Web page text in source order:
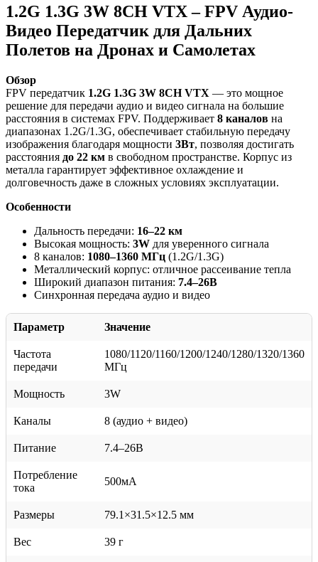
1.2G 1.3G 3W 8CH VTX – FPV Аудио-
Видео Передатчик для Дальних
Полетов на Дронах и Самолетах
Обзор
FPV передатчик 1.2G 1.3G 3W 8CH VTX — это мощное
решение для передачи аудио и видео сигнала на большие
расстояния в системах FPV. Поддерживает 8 каналов на
диапазонах 1.2G/1.3G, обеспечивает стабильную передачу
изображения благодаря мощности 3Вт, позволяя достигать
расстояния до 22 км в свободном пространстве. Корпус из
металла гарантирует эффективное охлаждение и
долговечность даже в сложных условиях эксплуатации.
Особенности
Дальность передачи: 16–22 км
Высокая мощность: 3W для уверенного сигнала
8 каналов: 1080–1360 МГц (1.2G/1.3G)
Металлический корпус: отличное рассеивание тепла
Широкий диапазон питания: 7.4–26В
Синхронная передача аудио и видео
Параметр Значение
Частота
передачи
1080/1120/1160/1200/1240/1280/1320/1360
МГц
Мощность 3W
Каналы 8 (аудио + видео)
Питание 7.4–26В
Потребление
тока
500мА
Размеры 79.1×31.5×12.5 мм
Вес 39 г